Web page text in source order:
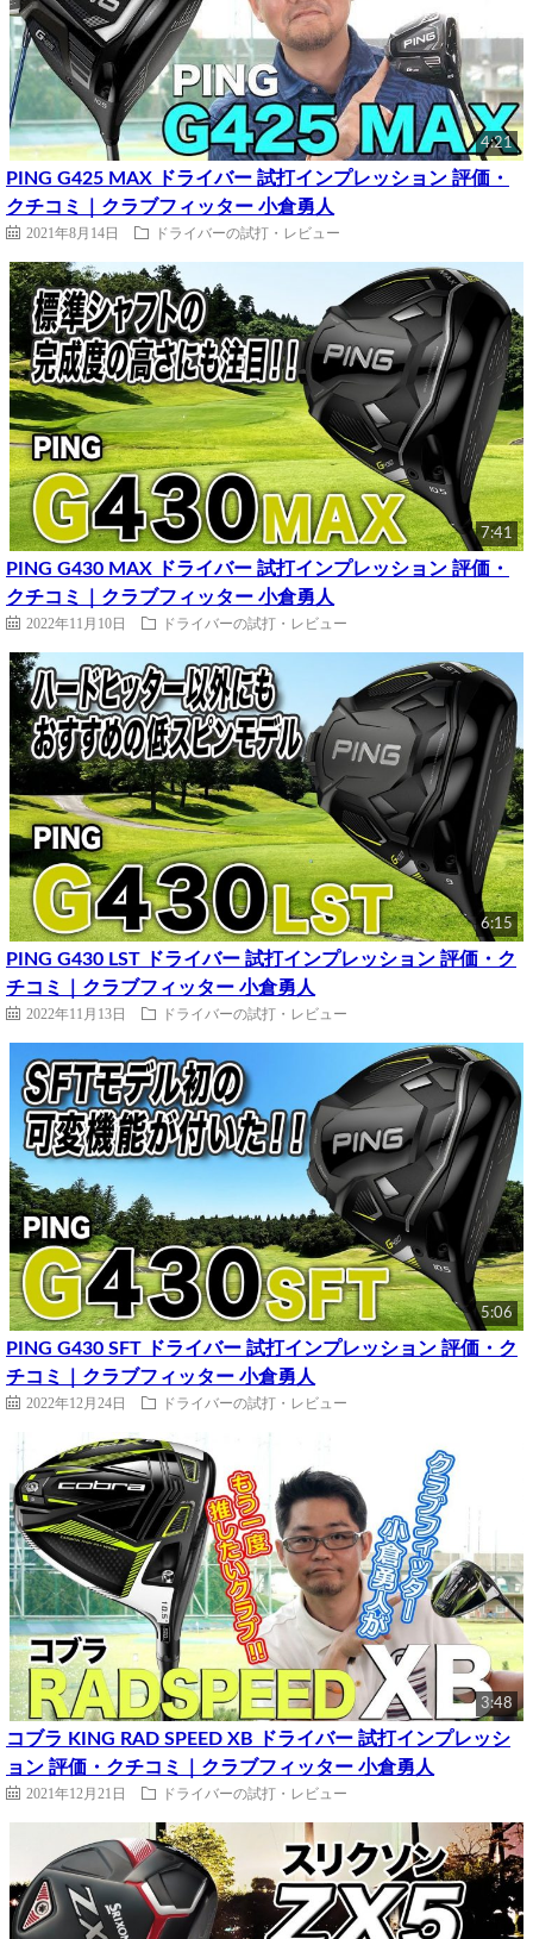
4:21
PING G425 MAX ドライバー 試打インプレッション 評価・
クチコミ｜クラブフィッター 小倉勇人
2021年8月14日 ドライバーの試打・レビュー
7:41
PING G430 MAX ドライバー 試打インプレッション 評価・
クチコミ｜クラブフィッター 小倉勇人
2022年11月10日 ドライバーの試打・レビュー
6:15
PING G430 LST ドライバー 試打インプレッション 評価・ク
チコミ｜クラブフィッター 小倉勇人
2022年11月13日 ドライバーの試打・レビュー
5:06
PING G430 SFT ドライバー 試打インプレッション 評価・ク
チコミ｜クラブフィッター 小倉勇人
2022年12月24日 ドライバーの試打・レビュー
3:48
コブラ KING RAD SPEED XB ドライバー 試打インプレッシ
ョン 評価・クチコミ｜クラブフィッター 小倉勇人
2021年12月21日 ドライバーの試打・レビュー